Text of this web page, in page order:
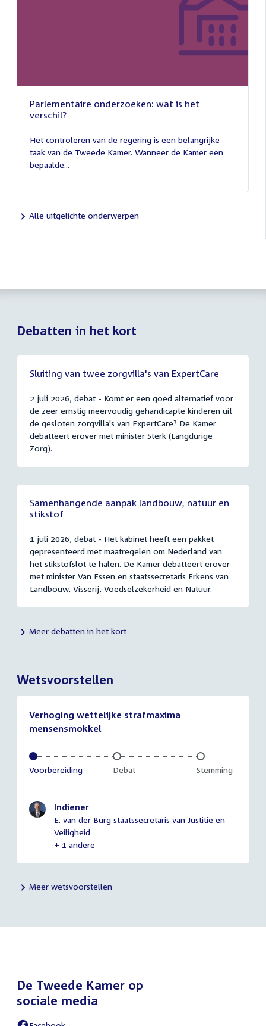
Parlementaire onderzoeken: wat is het
verschil?
juli
2026
Het controleren van de regering is een belangrijke
taak van de Tweede Kamer. Wanneer de Kamer een
bepaalde...
Alle uitgelichte onderwerpen
Debatten in het kort
Sluiting van twee zorgvilla's van ExpertCare
2 juli 2026, debat - Komt er een goed alternatief voor
de zeer ernstig meervoudig gehandicapte kinderen uit
de gesloten zorgvilla's van ExpertCare? De Kamer
debatteert erover met minister Sterk (Langdurige
Zorg).
Samenhangende aanpak landbouw, natuur en
stikstof
1 juli 2026, debat - Het kabinet heeft een pakket
gepresenteerd met maatregelen om Nederland van
het stikstofslot te halen. De Kamer debatteert erover
met minister Van Essen en staatssecretaris Erkens van
Landbouw, Visserij, Voedselzekerheid en Natuur.
Meer debatten in het kort
Wetsvoorstellen
Verhoging wettelijke strafmaxima
mensensmokkel
Voltooid:
Voorbereiding Onvoltooid:
Debat Onvoltooid:
Stemming
Indiener
E. van der Burg staatssecretaris van Justitie en
Veiligheid
+ 1 andere
Meer wetsvoorstellen
De Tweede Kamer op
sociale media